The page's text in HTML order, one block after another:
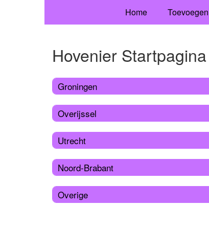
Home Toevoegen
Hovenier Startpagina
Groningen
Overijssel
Utrecht
Noord-Brabant
Overige